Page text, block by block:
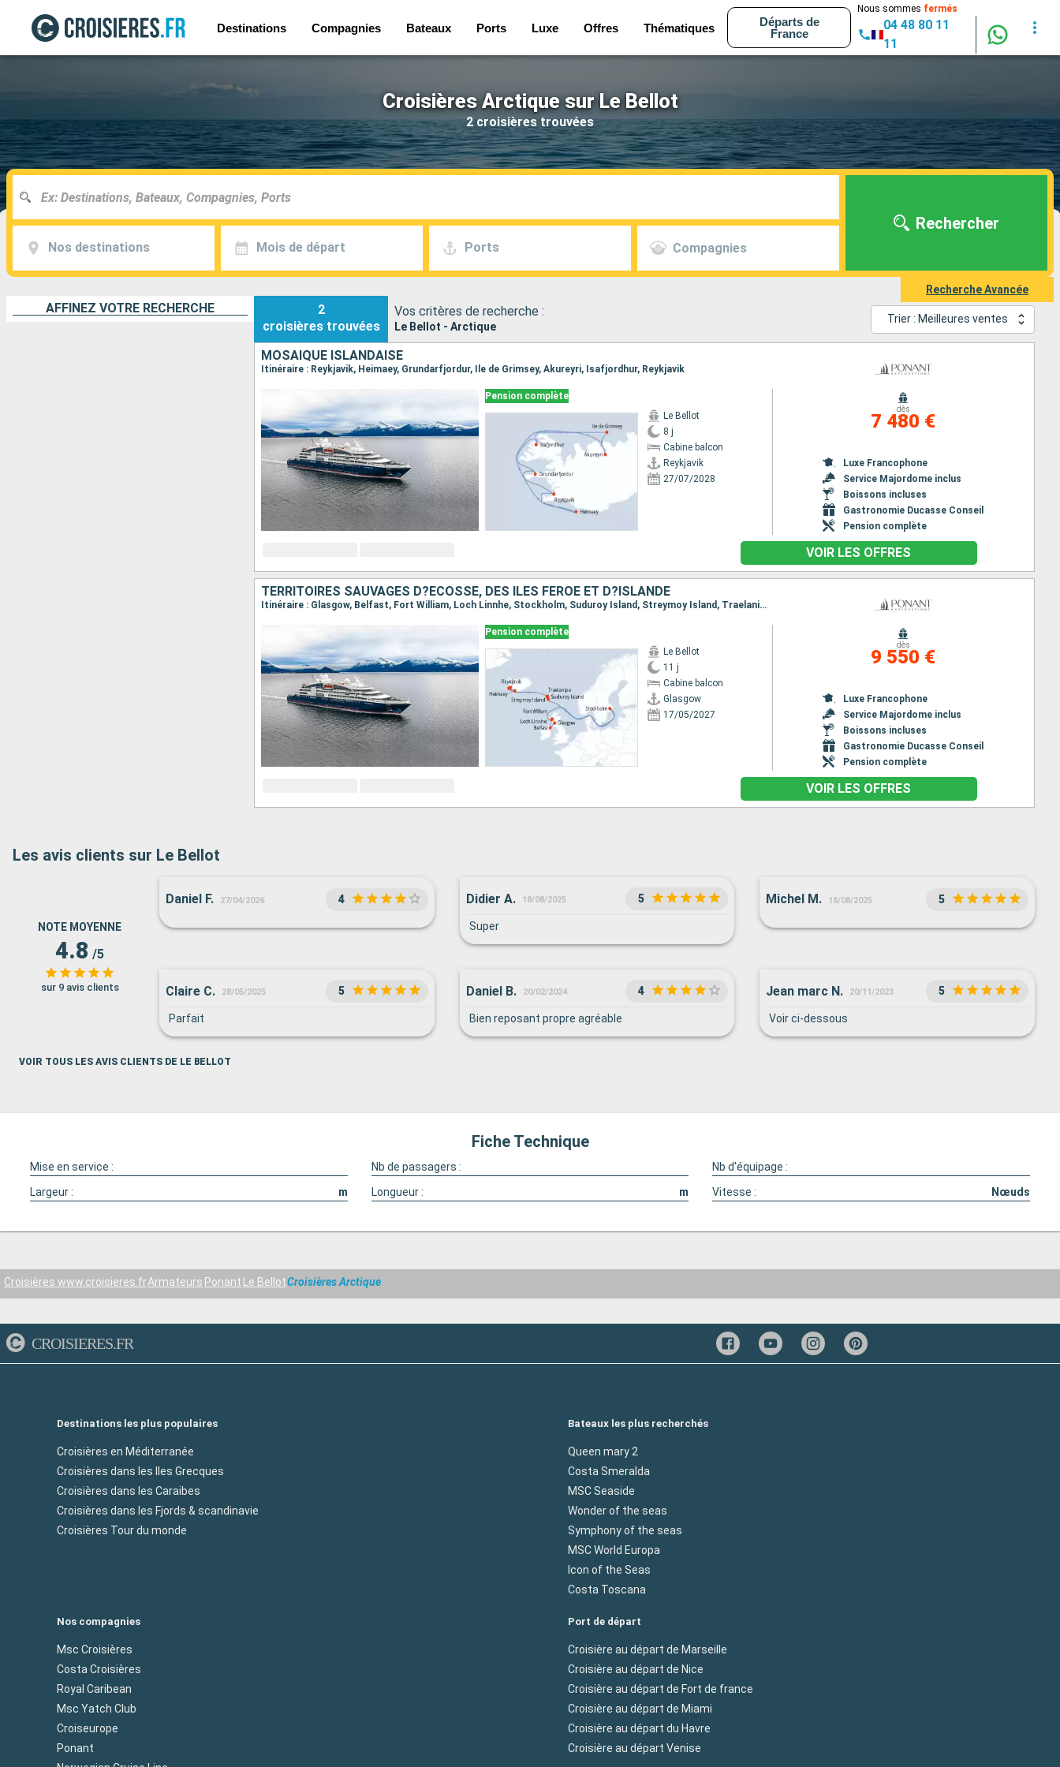
Destinations Compagnies Bateaux Ports Luxe Offres Thématiques
Départs de
France
Nous sommes fermés
04 48 80 11
11
Croisières Arctique sur Le Bellot
2 croisières trouvées
Nos destinations Mois de départ Ports Compagnies
Rechercher
Recherche Avancée
AFFINEZ VOTRE RECHERCHE
2
croisières trouvées
Vos critères de recherche :
Le Bellot - Arctique
Trier : Meilleures ventes
MOSAÏQUE ISLANDAISE
Itinéraire : Reykjavik, Heimaey, Grundarfjordur, Ile de Grimsey, Akureyri, Isafjordhur, Reykjavik
Pension complète
Le Bellot
8 j
Cabine balcon
Reykjavik
27/07/2028
dès
7 480 €
Luxe Francophone
Service Majordome inclus
Boissons incluses
Gastronomie Ducasse Conseil
Pension complète
VOIR LES OFFRES
TERRITOIRES SAUVAGES D?ÉCOSSE, DES ÎLES FÉROÉ ET D?ISLANDE
Itinéraire : Glasgow, Belfast, Fort William, Loch Linnhe, Stockholm, Suduroy Island, Streymoy Island, Traelanipa, Streymoy Island, Djupivogur, Heimaey, Reykjavik
Pension complète
Le Bellot
11 j
Cabine balcon
Glasgow
17/05/2027
dès
9 550 €
Luxe Francophone
Service Majordome inclus
Boissons incluses
Gastronomie Ducasse Conseil
Pension complète
VOIR LES OFFRES
Les avis clients sur Le Bellot
NOTE MOYENNE
4.8 /5
sur 9 avis clients
Daniel F. 27/04/2026 4 Didier A. 18/08/2025 5
Super
Michel M. 18/08/2025 5
Claire C. 28/05/2025 5
Parfait
Daniel B. 20/02/2024 4
Bien reposant propre agréable
Jean marc N. 20/11/2023 5
Voir ci-dessous
VOIR TOUS LES AVIS CLIENTS DE LE BELLOT
Fiche Technique
Mise en service : Nb de passagers :
Nb d'équipage :
Largeur :
m Longueur : m Vitesse : Nœuds
Croisières www.croisieres.frArmateurs Ponant Le BellotCroisières Arctique
CROISIERES.FR
Destinations les plus populaires
Croisières en Méditerranée
Croisières dans les Iles Grecques
Croisières dans les Caraibes
Croisières dans les Fjords & scandinavie
Croisières Tour du monde
Bateaux les plus recherchés
Queen mary 2
Costa Smeralda
MSC Seaside
Wonder of the seas
Symphony of the seas
MSC World Europa
Icon of the Seas
Costa Toscana
Nos compagnies
Msc Croisières
Costa Croisières
Royal Caribean
Msc Yatch Club
Croiseurope
Ponant
Port de départ
Croisière au départ de Marseille
Croisière au départ de Nice
Croisière au départ de Fort de france
Croisière au départ de Miami
Croisière au départ du Havre
Croisière au départ Venise